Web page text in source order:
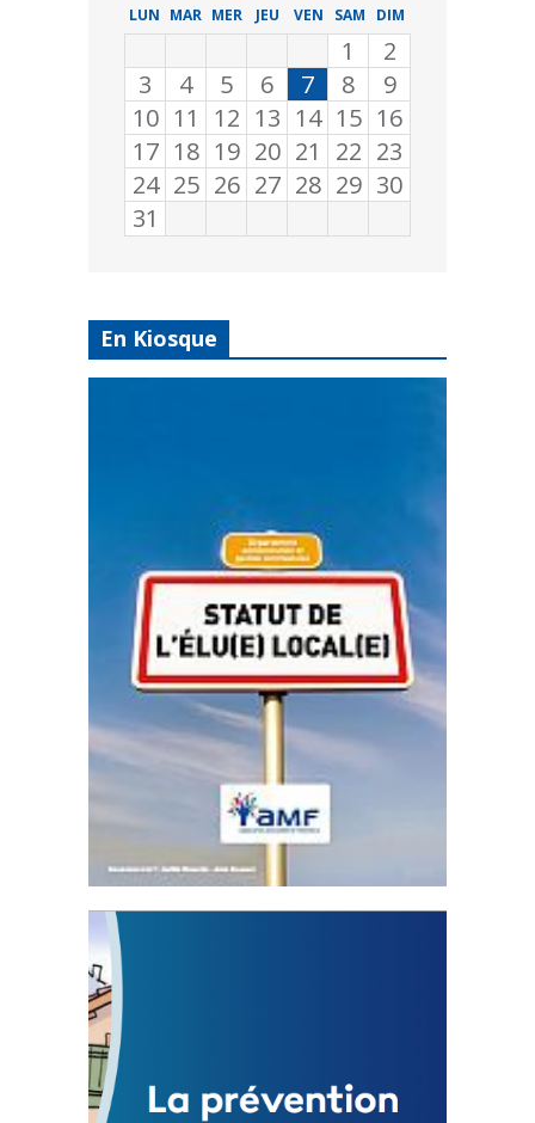
LUN MAR MER JEU VEN SAM DIM
1
2
3
4 5 6 7 8
9
10 11 12 13 14 15 16
17 18 19 20 21 22 23
24 25 26 27 28 29 30
31
En Kiosque
Statut de l’élu local
3 avril 2024
Mise à jour avril 2024
FEUILLETER